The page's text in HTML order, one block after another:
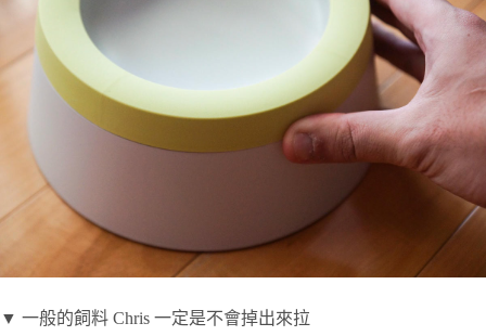
▼ 一般的飼料 Chris 一定是不會掉出來拉